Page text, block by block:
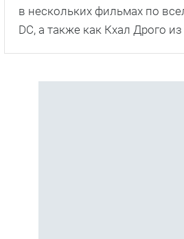
в нескольких фильмах по
DC, а также как Кхал Дрого